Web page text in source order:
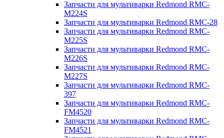
Запчасти для мультиварки Redmond RMC-
M224S
Запчасти для мультиварки Redmond RMC-28
Запчасти для мультиварки Redmond RMC-
M225S
Запчасти для мультиварки Redmond RMC-
M226S
Запчасти для мультиварки Redmond RMC-
M227S
Запчасти для мультиварки Redmond RMC-
397
Запчасти для мультиварки Redmond RMC-
FM4520
Запчасти для мультиварки Redmond RMC-
FM4521